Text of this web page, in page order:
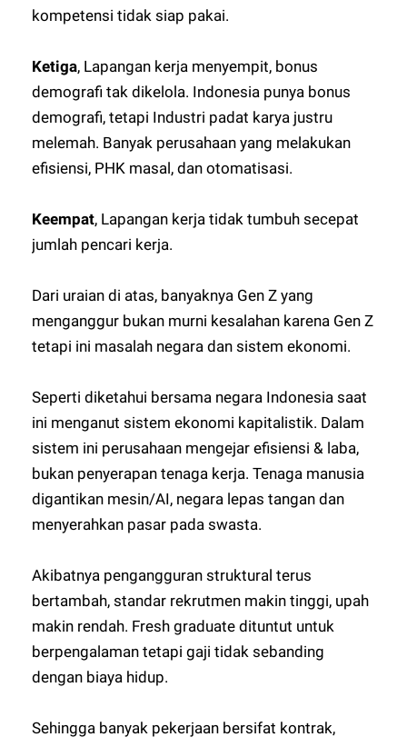
kompetensi tidak siap pakai.
Ketiga, Lapangan kerja menyempit, bonus
demografi tak dikelola. Indonesia punya bonus
demografi, tetapi Industri padat karya justru
melemah. Banyak perusahaan yang melakukan
efisiensi, PHK masal, dan otomatisasi.
Keempat, Lapangan kerja tidak tumbuh secepat
jumlah pencari kerja.
Dari uraian di atas, banyaknya Gen Z yang
menganggur bukan murni kesalahan karena Gen Z
tetapi ini masalah negara dan sistem ekonomi.
Seperti diketahui bersama negara Indonesia saat
ini menganut sistem ekonomi kapitalistik. Dalam
sistem ini perusahaan mengejar efisiensi & laba,
bukan penyerapan tenaga kerja. Tenaga manusia
digantikan mesin/AI, negara lepas tangan dan
menyerahkan pasar pada swasta.
Akibatnya pengangguran struktural terus
bertambah, standar rekrutmen makin tinggi, upah
makin rendah. Fresh graduate dituntut untuk
berpengalaman tetapi gaji tidak sebanding
dengan biaya hidup.
Sehingga banyak pekerjaan bersifat kontrak,